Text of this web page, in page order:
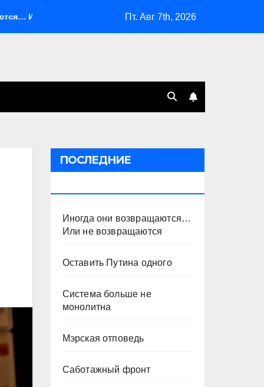
не возвращаются Оставить Путина одного
Пт. Авг 7th, 2026
ПОСЛЕДНИЕ
Иногда они возвращаются…
Или не возвращаются
Оставить Путина одного
Система больше не
монолитна
Мэрская отповедь
Саботажный фронт